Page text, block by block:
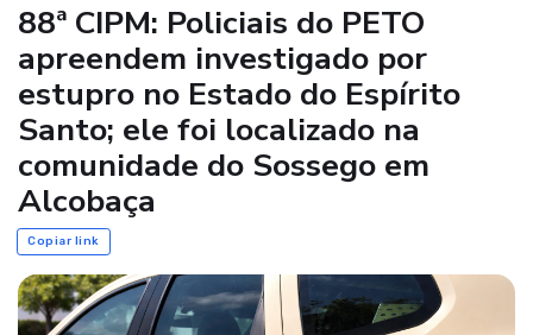
88ª CIPM: Policiais do PETO
apreendem investigado por
estupro no Estado do Espírito
Santo; ele foi localizado na
comunidade do Sossego em
Alcobaça
Copiar link